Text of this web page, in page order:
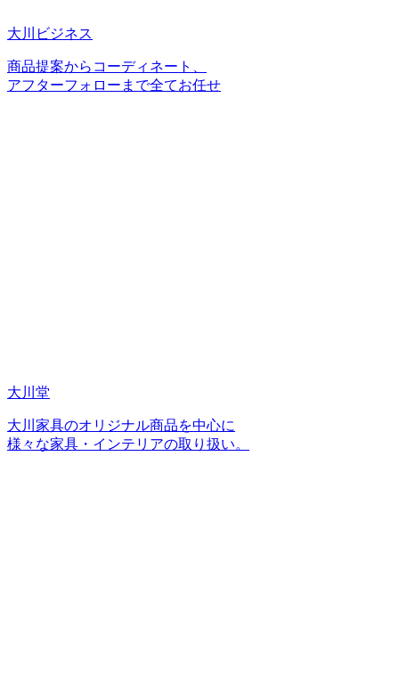
大川ビジネス
商品提案からコーディネート、
アフターフォローまで全てお任せ
大川堂
大川家具のオリジナル商品を中心に
様々な家具・インテリアの取り扱い。